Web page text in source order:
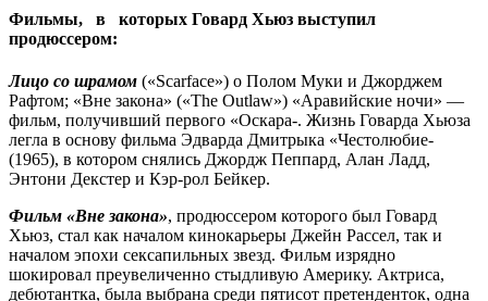
Фильмы, в которых Говард Хьюз выступил
продюссером:
Лицо со шрамом («Scarface») о Полом Муки и Джорджем
Рафтом; «Вне закона» («The Outlaw») «Аравийские ночи» —
фильм, получивший первого «Оскара-. Жизнь Говарда Хьюза
легла в основу фильма Эдварда Дмитрыка «Честолюбие-
(1965), в котором снялись Джордж Пеппард, Алан Ладд,
Энтони Декстер и Кэр-рол Бейкер.
Фильм «Вне закона», продюссером которого был Говард
Хьюз, стал как началом кинокарьеры Джейн Рассел, так и
началом эпохи сексапильных звезд. Фильм изрядно
шокировал преувеличенно стыдливую Америку. Актриса,
дебютантка, была выбрана среди пятисот претенденток, одна